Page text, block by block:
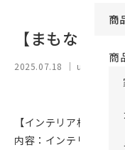
商
商
【まもなくス
2025.07.18 ｜ unico 神戸
【インテリア相談会
内容：インテリア相談